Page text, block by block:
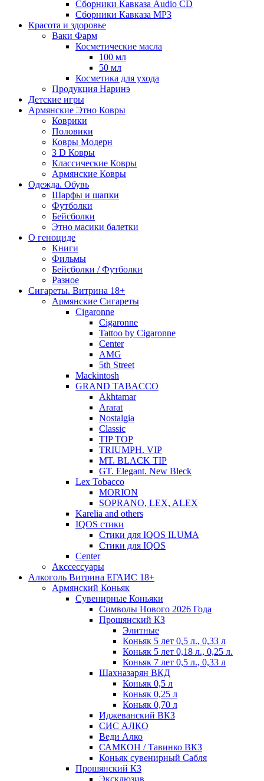
Сборники Кавказа Audio CD
Сборники Кавказа MP3
Красота и здоровье
Ваки Фарм
Косметические масла
100 мл
50 мл
Косметика для ухода
Продукция Наринэ
Детские игры
Армянские Этно Ковры
Коврики
Половики
Ковры Модерн
3 D Ковры
Классические Ковры
Армянские Ковры
Одежда. Обувь
Шарфы и шапки
Футболки
Бейсболки
Этно масики балетки
О геноциде
Книги
Фильмы
Бейсболки / Футболки
Разное
Сигареты. Витрина 18+
Армянские Сигареты
Cigaronne
Cigaronne
Tattoo by Cigaronne
Center
AMG
5th Street
Mackintosh
GRAND TABACCO
Akhtamar
Ararat
Nostalgia
Classic
TIP TOP
TRIUMPH. VIP
MT. BLACK TIP
GT. Elegant. New Bleck
Lex Tobacco
MORION
SOPRANO, LEX, ALEX
Karelia and others
IQOS стики
Стики для IQOS ILUMA
Стики для IQOS
Сenter
Акссессуары
Алкоголь Витрина ЕГАИС 18+
Армянский Коньяк
Сувенирные Коньяки
Символы Нового 2026 Года
Прошянский КЗ
Элитные
Коньяк 5 лет 0,5 л., 0,33 л
Коньяк 5 лет 0,18 л., 0,25 л.
Коньяк 7 лет 0,5 л., 0,33 л
Шахназарян ВКД
Коньяк 0,5 л
Коньяк 0,25 л
Коньяк 0,70 л
Иджеванский ВКЗ
СИС АЛКО
Веди Алко
САМКОН / Тавинко ВКЗ
Коньяк сувенирный Сабля
Прошянский КЗ
Эксклюзив